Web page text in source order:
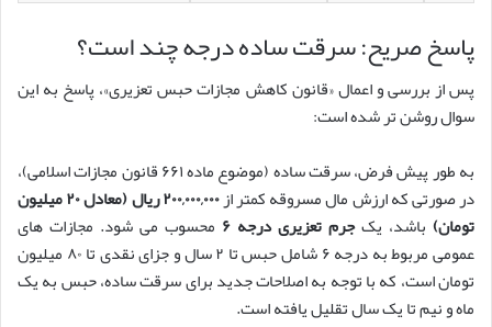
پاسخ صریح: سرقت ساده درجه چند است؟
پس از بررسی و اعمال «قانون کاهش مجازات حبس تعزیری»، پاسخ به این
سوال روشن تر شده است:
به طور پیش فرض، سرقت ساده (موضوع ماده ۶۶۱ قانون مجازات اسلامی)،
در صورتی که ارزش مال مسروقه کمتر از
۲۰۰,۰۰۰,۰۰۰ ریال (معادل ۲۰ میلیون
تومان) باشد، یکجرم تعزیری درجه ۶
محسوب می شود. مجازات های
عمومی مربوط به درجه ۶ شامل حبس تا ۲ سال و جزای نقدی تا ۸۰ میلیون
تومان است، که با توجه به اصلاحات جدید برای سرقت ساده، حبس به یک
ماه و نیم تا یک سال تقلیل یافته است.